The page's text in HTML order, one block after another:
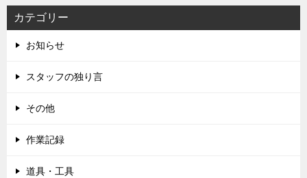
カテゴリー
お知らせ
スタッフの独り言
その他
作業記録
道具・工具